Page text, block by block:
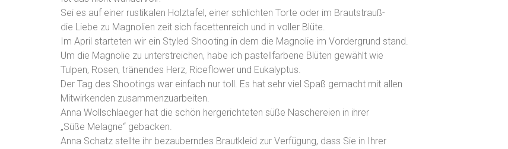
Sei es auf einer rustikalen Holztafel, einer schlichten Torte oder im Brautstrauß-
die Liebe zu Magnolien zeit sich facettenreich und in voller Blüte.
Im April starteten wir ein Styled Shooting in dem die Magnolie im Vordergrund stand.
Um die Magnolie zu unterstreichen, habe ich pastellfarbene Blüten gewählt wie
Tulpen, Rosen, tränendes Herz, Riceflower und Eukalyptus.
Der Tag des Shootings war einfach nur toll. Es hat sehr viel Spaß gemacht mit allen
Mitwirkenden zusammenzuarbeiten.
Anna Wollschlaeger hat die schön hergerichteten süße Naschereien in ihrer
„Süße Melagne“ gebacken.
Anna Schatz stellte ihr bezauberndes Brautkleid zur Verfügung, dass Sie in Ihrer